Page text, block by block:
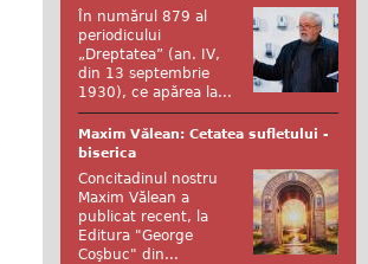
În numărul 879 al
periodicului
„Dreptatea” (an. IV,
din 13 septembrie
1930), ce apărea la...
Maxim Vălean: Cetatea sufletului -
biserica
Concitadinul nostru
Maxim Vălean a
publicat recent, la
Editura "George
Coşbuc" din...